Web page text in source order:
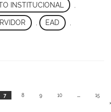
INSTITUCIONAL
, EAD ,
7 8 9 10 ...
15